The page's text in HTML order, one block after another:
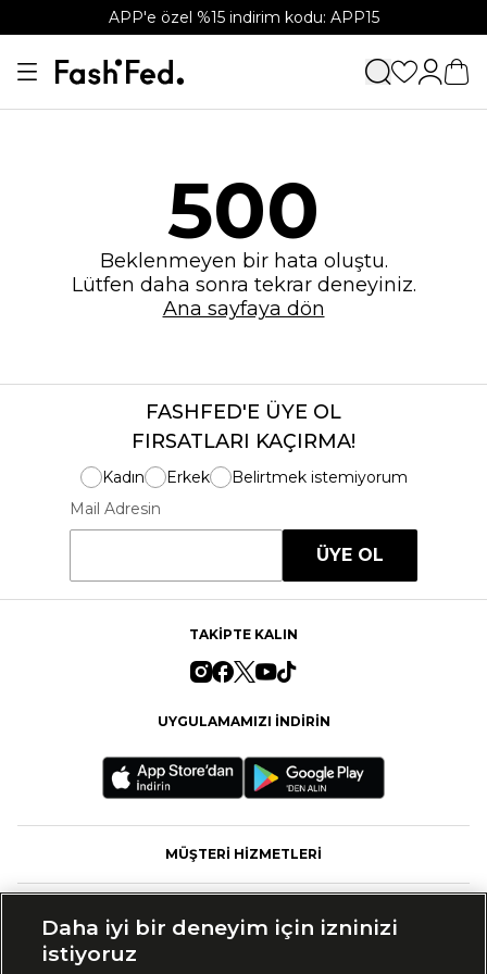
APP'e özel %15 indirim kodu: APP15
500
Beklenmeyen bir hata oluştu.
Lütfen daha sonra tekrar deneyiniz.
Ana sayfaya dön
FASHFED'E ÜYE OL
FIRSATLARI KAÇIRMA!
Kadın Erkek
Belirtmek istemiyorum
Mail Adresin
ÜYE OL
TAKİPTE KALIN
UYGULAMAMIZI İNDİRİN
MÜŞTERİ HİZMETLERİ
Daha iyi bir deneyim için izninizi
istiyoruz